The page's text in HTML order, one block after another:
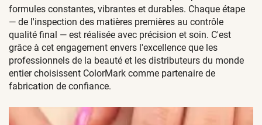
formules constantes, vibrantes et durables. Chaque étape
— de l'inspection des matières premières au contrôle
qualité final — est réalisée avec précision et soin. C'est
grâce à cet engagement envers l'excellence que les
professionnels de la beauté et les distributeurs du monde
entier choisissent ColorMark comme partenaire de
fabrication de confiance.